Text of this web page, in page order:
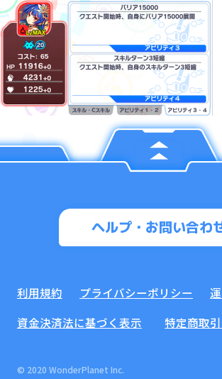
ヘルプ・お問い合わ
利用規約 プライバシーポリシー
資金決済法に基づく表示
特定商取
© 2020 WonderPlanet Inc.